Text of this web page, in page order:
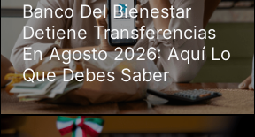
Banco Del Bienestar
Detiene Transferencias
En Agosto 2026: Aquí Lo
Que Debes Saber